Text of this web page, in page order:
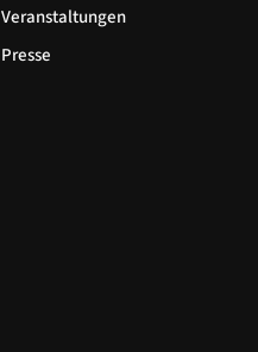
Veranstaltungen
Presse